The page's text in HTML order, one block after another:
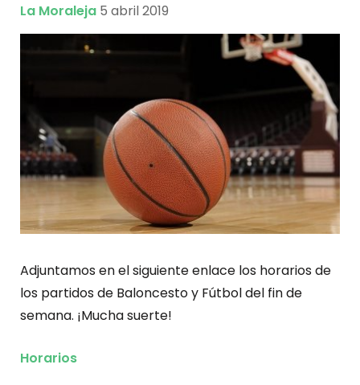
La Moraleja 5 abril 2019
Adjuntamos en el siguiente enlace los horarios de
los partidos de Baloncesto y Fútbol del fin de
semana. ¡Mucha suerte!
Horarios